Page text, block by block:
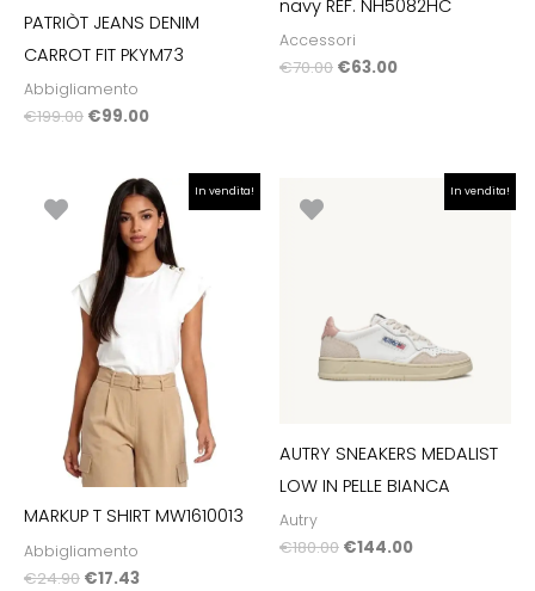
PATRIÒT JEANS DENIM
CARROT FIT PKYM73
Abbigliamento
€199.00 €99.00
navy REF. NH5082HC
Accessori
€70.00 €63.00
In vendita!
MARKUP T SHIRT MW1610013
Abbigliamento
€24.90
prezzo
originale
era:
€24.90.
€17.43
Il
prezzo
attuale
è:
€17.43.
In vendita!
AUTRY SNEAKERS MEDALIST
LOW IN PELLE BIANCA
Autry
€180.00 €144.00
prezzo